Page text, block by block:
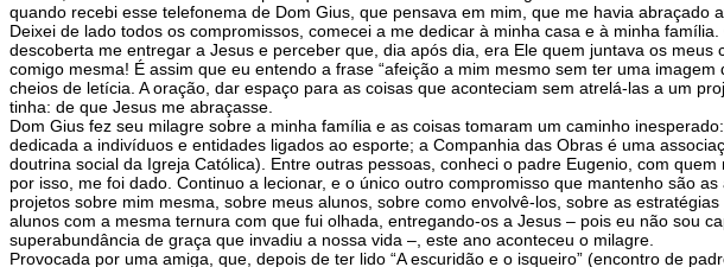
quando recebi esse telefonema de Dom Gius, que pensava em mim, que me havia abraçado
Deixei de lado todos os compromissos, comecei a me dedicar à minha casa e à minha
descoberta me entregar a Jesus e perceber que, dia após dia, era Ele quem juntava os
comigo mesma! É assim que eu entendo a frase “afeição a mim mesmo sem ter uma
cheios de letícia. A oração, dar espaço para as coisas que aconteciam sem atrelá-las a um
tinha: de que Jesus me abraçasse.
Dom Gius fez seu milagre sobre a minha família e as coisas tomaram um caminho
dedicada a indivíduos e entidades ligados ao esporte; a Companhia das Obras é uma
doutrina social da Igreja Católica). Entre outras pessoas, conheci o padre Eugenio, com
por isso, me foi dado. Continuo a lecionar, e o único outro compromisso que mantenho são
projetos sobre mim mesma, sobre meus alunos, sobre como envolvê-los, sobre as
alunos com a mesma ternura com que fui olhada, entregando-os a Jesus – pois eu não sou
superabundância de graça que invadiu a nossa vida –, este ano aconteceu o milagre.
Provocada por uma amiga, que, depois de ter lido “A escuridão e o isqueiro” (encontro de